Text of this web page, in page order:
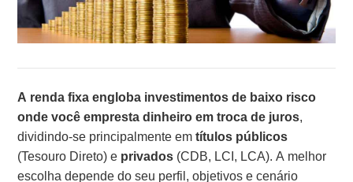
A renda fixa engloba investimentos de baixo risco
onde você empresta dinheiro em troca de juros,
dividindo-se principalmente emtítulos públicos
(Tesouro Direto) e privados (CDB, LCI, LCA). A melhor
escolha depende do seu perfil, objetivos e cenário